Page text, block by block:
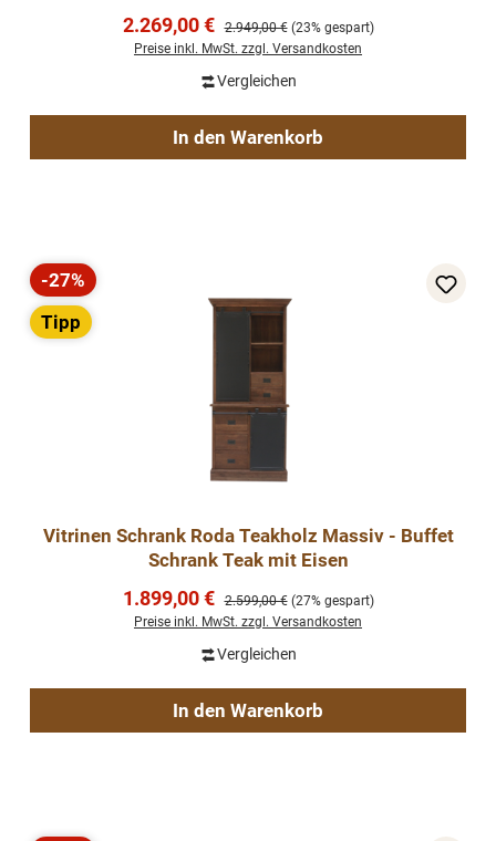
Verkaufspreis:
2.269,00 € Regulärer Preis:
2.949,00 € (23% gespart)
Preise inkl. MwSt. zzgl. Versandkosten
Vergleichen
In den Warenkorb
Rabatt
-27%
Tipp
Vitrinen Schrank Roda Teakholz Massiv - Buffet
Schrank Teak mit Eisen
Verkaufspreis:
1.899,00 € Regulärer Preis:
2.599,00 € (27% gespart)
Preise inkl. MwSt. zzgl. Versandkosten
Vergleichen
In den Warenkorb